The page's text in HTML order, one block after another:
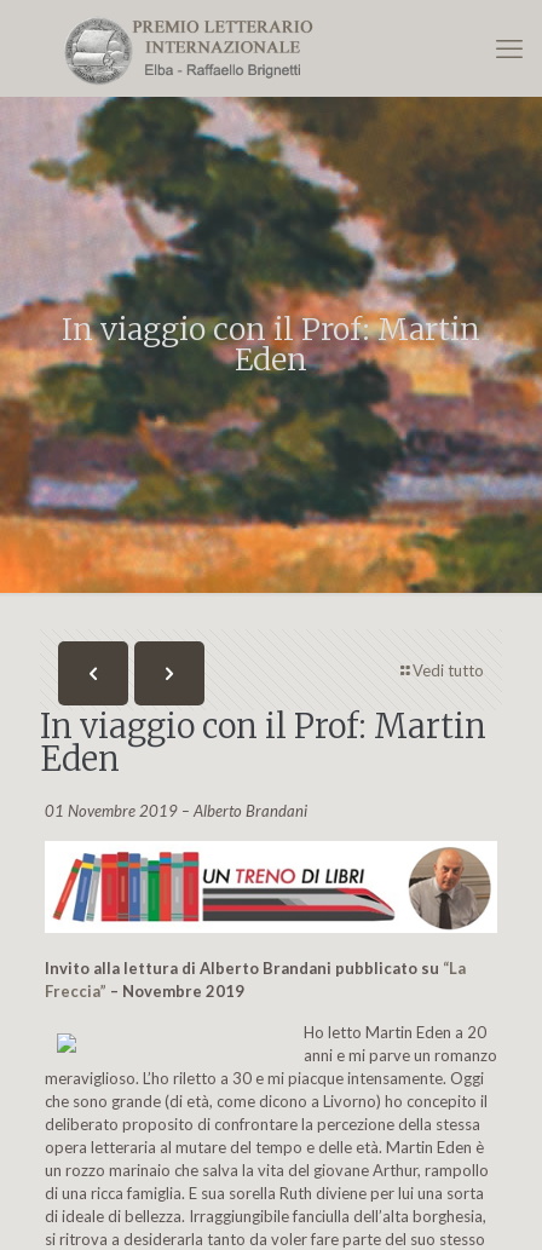
In viaggio con il Prof: Martin
Eden
Vedi tutto
In viaggio con il Prof: Martin
Eden
01 Novembre 2019 – Alberto Brandani
Invito alla lettura di Alberto Brandani pubblicato su “La
Freccia” – Novembre 2019
Ho letto Martin Eden a 20
anni e mi parve un romanzo
meraviglioso. L’ho riletto a 30 e mi piacque intensamente. Oggi
che sono grande (di età, come dicono a Livorno) ho concepito il
deliberato proposito di confrontare la percezione della stessa
opera letteraria al mutare del tempo e delle età. Martin Eden è
un rozzo marinaio che salva la vita del giovane Arthur, rampollo
di una ricca famiglia. E sua sorella Ruth diviene per lui una sorta
di ideale di bellezza. Irraggiungibile fanciulla dell’alta borghesia,
si ritrova a desiderarla tanto da voler fare parte del suo stesso